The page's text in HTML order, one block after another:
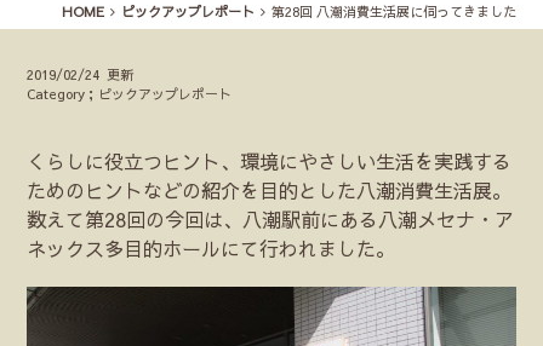
HOME ピックアップレポート 第28回 八潮消費生活展に伺ってきました
2019/02/24 更新
Category；ピックアップレポート
くらしに役立つヒント、環境にやさしい生活を実践する
ためのヒントなどの紹介を目的とした八潮消費生活展。
数えて第28回の今回は、八潮駅前にある八潮メセナ・ア
ネックス多目的ホールにて行われました。